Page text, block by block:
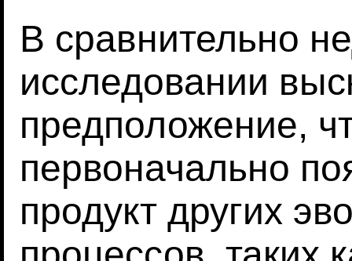
В сравнительно
исследовании
предположение,
первоначально
продукт других